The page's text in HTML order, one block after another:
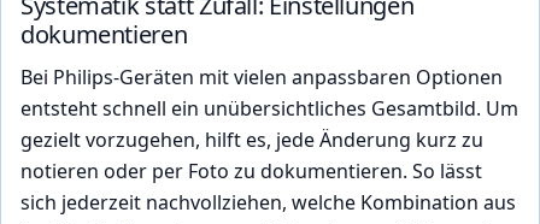
dokumentieren
Bei Philips-Geräten mit vielen anpassbaren Optionen
entsteht schnell ein unübersichtliches Gesamtbild. Um
gezielt vorzugehen, hilft es, jede Änderung kurz zu
notieren oder per Foto zu dokumentieren. So lässt
sich jederzeit nachvollziehen, welche Kombination aus